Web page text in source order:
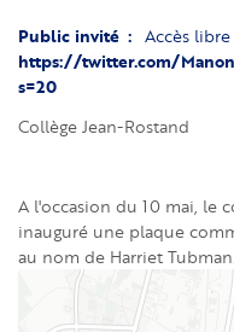
Public invité Accès libre
https://twitter.com/
s=20
Collège Jean-Rostand
A l'occasion du 10 mai, le
inauguré une plaque
au nom de Harriet Tubman.